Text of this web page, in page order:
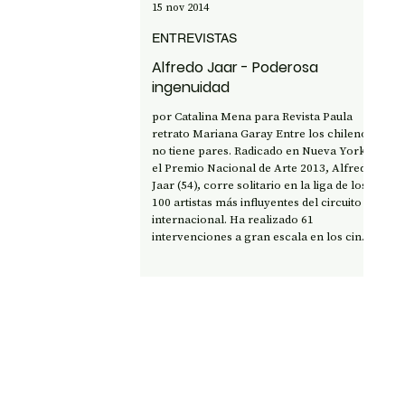
Alfredo Jaar - Poderosa
ingenuidad
por Catalina Mena para Revista Paula
retrato Mariana Garay Entre los chilenos
no tiene pares. Radicado en Nueva York,
el Premio Nacional de Arte 2013, Alfredo
Jaar (54), corre solitario en la liga de los
100 artistas más influyentes del circuito
internacional. Ha realizado 61
intervenciones a gran escala en los cinco
ENTREVISTAS
15 nov 2014